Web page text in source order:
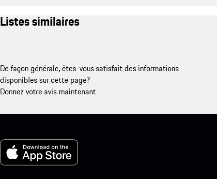
Listes similaires
De façon générale, êtes-vous satisfait des informations
disponibles sur cette page?
Donnez votre avis maintenant